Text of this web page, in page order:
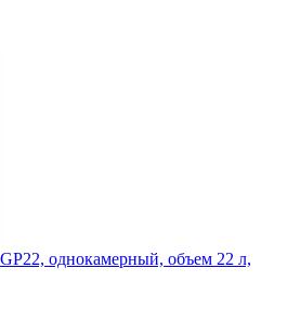
однокамерный, объем 22 л,